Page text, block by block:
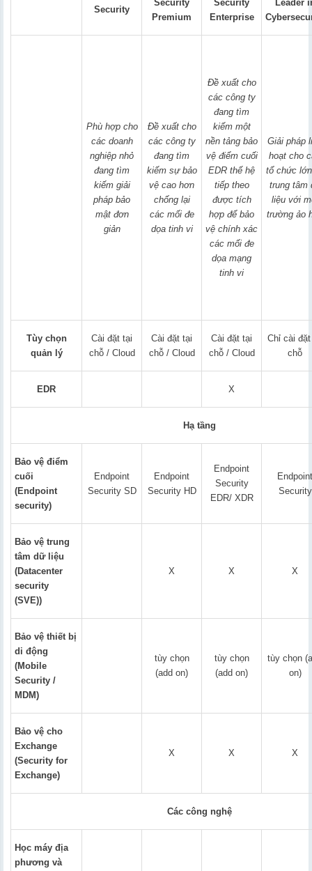
Security
Security
Premium
Security
Enterprise
Leader
Phù hợp cho
các doanh
nghiệp nhỏ
đang tìm
kiếm giải
pháp bảo
mật đơn
giản
Đề xuất cho
các công ty
đang tìm
kiếm sự bảo
vệ cao hơn
chống lại
các mối đe
dọa tinh vi
Đề xuất cho
các công ty
đang tìm
kiếm một
nền tảng bảo
vệ điểm cuối
EDR thế hệ
tiếp theo
được tích
hợp để bảo
vệ chính xác
các mối đe
dọa mạng
tinh vi
Giải pháp
hoạt cho
tổ chức
trung tâm
liệu với
trường ảo
Tùy chọn
quản lý
Cài đặt tại
chỗ / Cloud
Cài đặt tại
chỗ / Cloud
Cài đặt tại
chỗ / Cloud
Chỉ cài
chỗ
EDR X
Hạ tầng
Bảo vệ điểm
cuối
(Endpoint
security)
Endpoint
Security SD
Endpoint
Security HD
Endpoint
Security
EDR/ XDR
Endpoint
Security
Bảo vệ trung
tâm dữ liệu
(Datacenter
security
(SVE))
X X X
Bảo vệ thiết bị
di động
(Mobile
Security /
MDM)
tùy chọn
(add on)
tùy chọn
(add on)
tùy chọn
on)
Bảo vệ cho
Exchange
(Security for
Exchange)
X X X
Các công nghệ
Học máy địa
phương và